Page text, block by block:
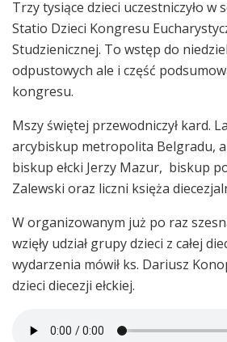
Trzy tysiące dzieci uczestniczyło w
Statio Dzieci Kongresu
Studzienicznej. To wstęp do
odpustowych ale i część
kongresu.
Mszy świętej przewodniczył kard.
arcybiskup metropolita Belgradu,
biskup ełcki Jerzy Mazur, biskup
Zalewski oraz liczni księża
W organizowanym już po raz
wzięły udział grupy dzieci z całej
wydarzenia mówił ks. Dariusz
dzieci diecezji ełckiej.